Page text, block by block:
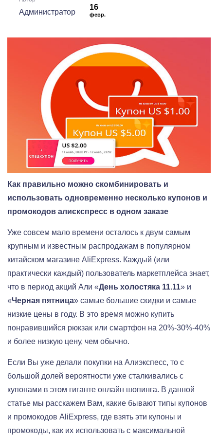
Администратор
16
февр.
Как правильно можно скомбинировать и
использовать одновременно несколько купонов и
промокодов алиєкспресс в одном заказе
Уже совсем мало времени осталось к двум самым
крупным и известным распродажам в популярном
китайском магазине AliExpress. Каждый (или
практически каждый) пользователь маркетплейса знает,
что в период акций Али «День холостяка 11.11» и
«Черная пятница» самые большие скидки и самые
низкие цены в году. В это время можно купить
понравившийся рюкзак или смартфон на 20%-30%-40%
и более низкую цену, чем обычно.
Если Вы уже делали покупки на Алиэкспесс, то с
большой долей вероятности уже сталкивались с
купонами в этом гиганте онлайн шопинга. В данной
статье мы расскажем Вам, какие бывают типы купонов
и промокодов AliExpress, где взять эти купоны и
промокоды, как их использовать с максимальной